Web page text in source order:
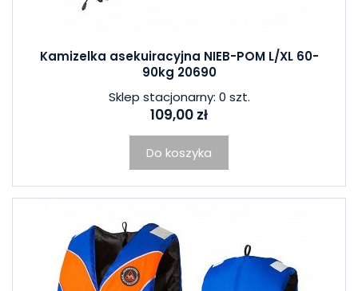
Kamizelka asekuiracyjna NIEB-POM L/XL 60-
90kg 20690
Sklep stacjonarny: 0 szt.
109,00 zł
Do koszyka